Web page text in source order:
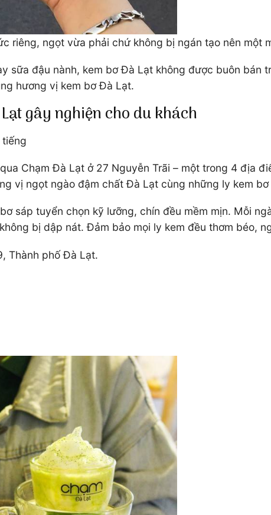
riêng, ngọt vừa phải chứ không bị ngán tạo nên một
sữa đậu nành, kem bơ Đà Lạt không được buôn bán
hương vị kem bơ Đà Lạt.
gây nghiện cho du khách
tiếng
Chạm Đà Lạt ở 27 Nguyễn Trãi – một trong 4 địa
vị ngọt ngào đậm chất Đà Lạt cùng những ly kem
sáp tuyển chọn kỹ lưỡng, chín đều mềm mịn. Mỗi
bị dập nát. Đảm bảo mọi ly kem đều thơm béo,
Thành phố Đà Lạt.